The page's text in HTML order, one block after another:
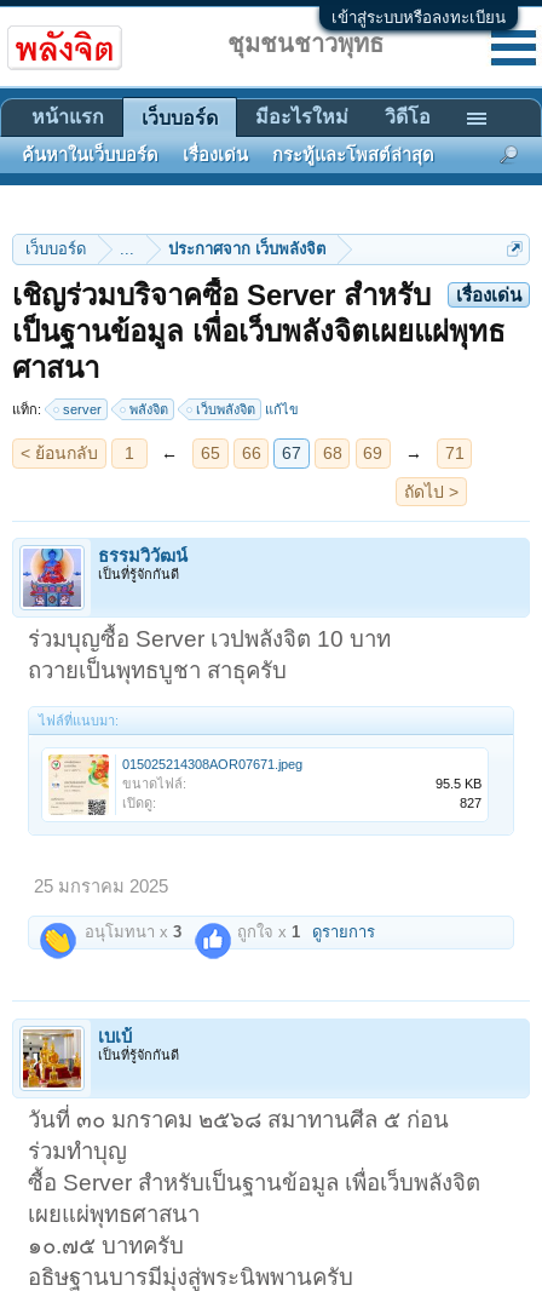
เข้าสู่ระบบหรือลงทะเบียน
เว็บบอร์ด ... ประกาศจาก เว็บพลังจิต
เรื่องเด่น
เชิญร่วมบริจาคซื้อ Server สำหรับ
เป็นฐานข้อมูล เพื่อเว็บพลังจิตเผยแผ่พุทธ
ศาสนา
แท็ก: server พลังจิต เว็บพลังจิต แก้ไข
< ย้อนกลับ 1 ← 65 66 67 68 69 →
71
ธรรมวิวัฒน์
เป็นที่รู้จักกันดี
ร่วมบุญซื้อ Server เวปพลังจิต 10 บาท
ถวายเป็นพุทธบูชา สาธุครับ
ไฟล์ที่แนบมา:
015025214308AOR07671.jpeg
ขนาดไฟล์:
95.5 KB
เปิดดู:
827
25 มกราคม 2025
อนุโมทนา x3 ถูกใจ x1 ดูรายการ
เบเบ้
เป็นที่รู้จักกันดี
วันที่ ๓๐ มกราคม ๒๕๖๘ สมาทานศีล ๕ ก่อน
ร่วมทำบุญ
ซื้อ Server สำหรับเป็นฐานข้อมูล เพื่อเว็บพลังจิต
เผยแผ่พุทธศาสนา
๑๐.๗๕ บาทครับ
อธิษฐานบารมีมุ่งสู่พระนิพพานครับ
ชุมชนชาวพุทธ
หน้าแรก เว็บบอร์ด
ค้นหาในเว็บบอร์ด เรื่องเด่น กระทู้และโพสต์ล่าสุด
มีอะไรใหม่ วิดีโอ